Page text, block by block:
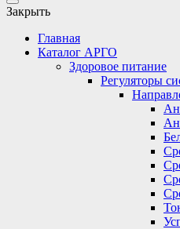
Закрыть
Главная
Каталог АРГО
Здоровое питание
Регуляторы